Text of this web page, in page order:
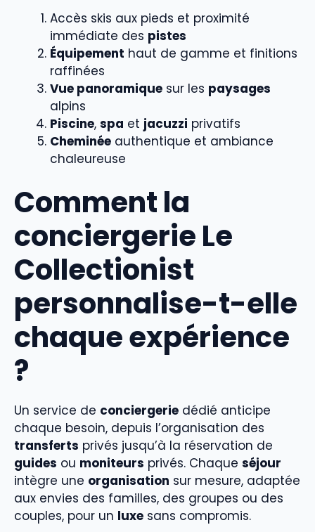
Accès skis aux pieds et proximité
immédiate des pistes
Équipement haut de gamme et finitions
raffinées
Vue panoramique sur les paysages
alpins
Piscine, spa et jacuzzi privatifs
Cheminée authentique et ambiance
chaleureuse
Comment la
conciergerie Le
Collectionist
personnalise-t-elle
chaque expérience
?
Un service de conciergerie dédié anticipe
chaque besoin, depuis l’organisation des
transferts privés jusqu’à la réservation de
guides ou moniteurs privés. Chaque séjour
intègre une organisation sur mesure, adaptée
aux envies des familles, des groupes ou des
couples, pour un luxe sans compromis.